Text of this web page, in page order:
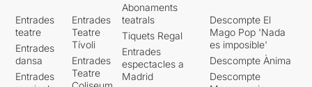
Entrades
teatre
Entrades
dansa
Entrades
Entrades
Teatre
Tívoli
Entrades
Teatre
Abonaments
teatrals
Tiquets Regal
Entrades
espectacles a
Madrid
Descompte El
Mago Pop 'Nada
es imposible'
Descompte Ànima
Descompte